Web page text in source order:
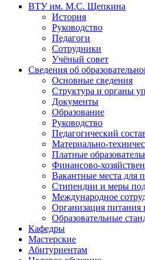
ВТУ им. М.С. Щепкина
История
Руководство
Педагоги
Сотрудники
Учёный совет
Сведения об
Основные сведения
Структура и органы
Документы
Образование
Руководство
Педагогический
Материально-
Платные
Финансово-
Вакантные места для
Стипендии и меры
Международное
Организация питания
Образовательные
Кафедры
Мастерские
Абитуриентам